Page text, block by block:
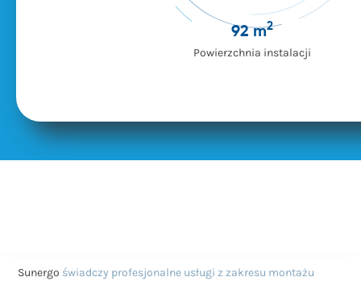
92 m2
Powierzchnia instalacji
Sunergo świadczy profesjonalne usługi z zakresu montażu